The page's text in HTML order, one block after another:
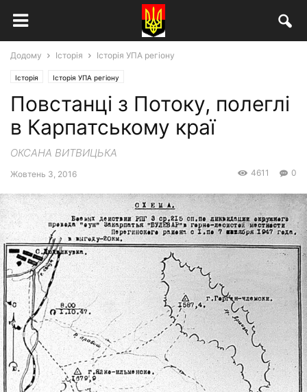
Додому Історія Історія УПА регіону
Історія Історія УПА регіону
Повстанці з Потоку, полеглі
в Карпатському краї
ОКСАНА ВИТВИЦЬКА
Жовтень 3, 2016 0
4611